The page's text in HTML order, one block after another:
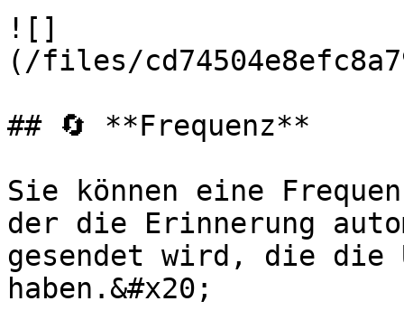
![]
(/files/
## 🔄 **Frequenz**
Sie können eine
der die Erinnerung
gesendet wird, die die
haben.&#x20;